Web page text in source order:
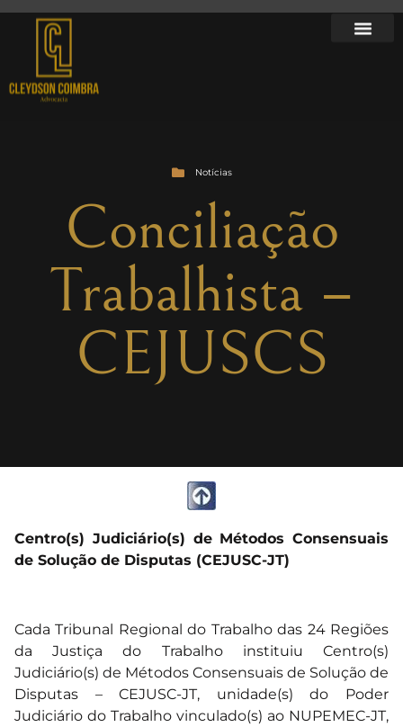
Notícias
Conciliação
Trabalhista –
CEJUSCS
Centro(s) Judiciário(s) de Métodos Consensuais
de Solução de Disputas (CEJUSC-JT)
Cada Tribunal Regional do Trabalho das 24 Regiões
da Justiça do Trabalho instituiu Centro(s)
Judiciário(s) de Métodos Consensuais de Solução de
Disputas – CEJUSC-JT, unidade(s) do Poder
Judiciário do Trabalho vinculado(s) ao NUPEMEC-JT,